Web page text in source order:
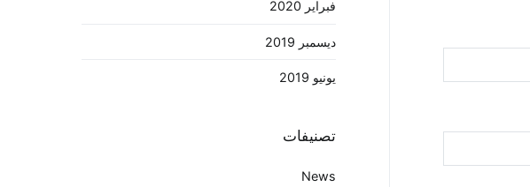
فبراير 2020
ديسمبر 2019
يونيو 2019
تصنيفات
News